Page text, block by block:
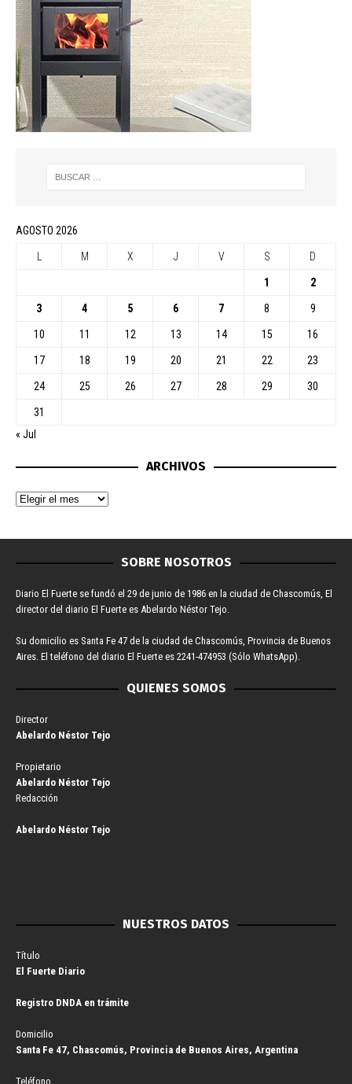
AGOSTO 2026
L M X J V S D
1 2
3 4 5 6 7 8 9
10 11 12 13 14 15 16
17 18 19 20 21 22 23
24 25 26 27 28 29 30
31
« Jul
ARCHIVOS
SOBRE NOSOTROS
Diario El Fuerte se fundó el 29 de junio de 1986 en la ciudad de Chascomús, El
director del diario El Fuerte es Abelardo Néstor Tejo.
Su domicilio es Santa Fe 47 de la ciudad de Chascomús, Provincia de Buenos
Aires. El teléfono del diario El Fuerte es 2241-474953 (Sólo WhatsApp).
QUIENES SOMOS
Director
Abelardo Néstor Tejo
Propietario
Abelardo Néstor Tejo
Redacción
Abelardo Néstor Tejo
NUESTROS DATOS
Título
El Fuerte Diario
Registro DNDA en trámite
Domicilio
Santa Fe 47, Chascomús, Provincia de Buenos Aires, Argentina
Teléfono